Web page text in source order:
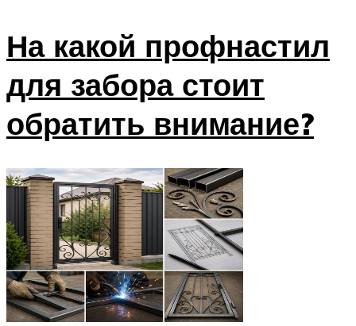
На какой профнастил
для забора стоит
обратить внимание?